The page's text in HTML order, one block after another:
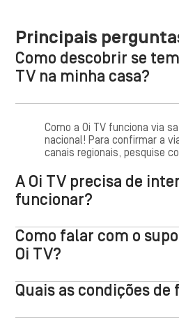
Principais
Como descobrir se
TV na minha casa?
Como a Oi TV funciona via
nacional! Para confirmar a
canais regionais, pesquise
A Oi TV precisa de
funcionar?
Como falar com o
Oi TV?
Quais as condições de